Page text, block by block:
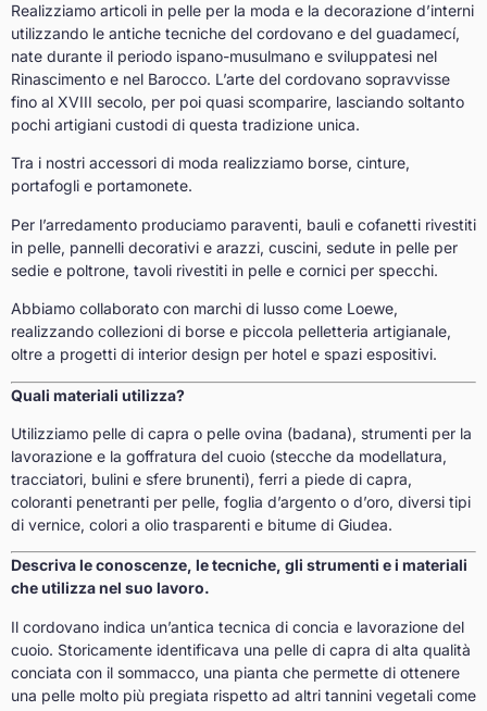
Realizziamo articoli in pelle per la moda e la decorazione d’interni
utilizzando le antiche tecniche del cordovano e del guadamecí,
nate durante il periodo ispano-musulmano e sviluppatesi nel
Rinascimento e nel Barocco. L’arte del cordovano sopravvisse
fino al XVIII secolo, per poi quasi scomparire, lasciando soltanto
pochi artigiani custodi di questa tradizione unica.
Tra i nostri accessori di moda realizziamo borse, cinture,
portafogli e portamonete.
Per l’arredamento produciamo paraventi, bauli e cofanetti rivestiti
in pelle, pannelli decorativi e arazzi, cuscini, sedute in pelle per
sedie e poltrone, tavoli rivestiti in pelle e cornici per specchi.
Abbiamo collaborato con marchi di lusso come Loewe,
realizzando collezioni di borse e piccola pelletteria artigianale,
oltre a progetti di interior design per hotel e spazi espositivi.
Quali materiali utilizza?
Utilizziamo pelle di capra o pelle ovina (badana), strumenti per la
lavorazione e la goffratura del cuoio (stecche da modellatura,
tracciatori, bulini e sfere brunenti), ferri a piede di capra,
coloranti penetranti per pelle, foglia d’argento o d’oro, diversi tipi
di vernice, colori a olio trasparenti e bitume di Giudea.
Descriva le conoscenze, le tecniche, gli strumenti e i materiali
che utilizza nel suo lavoro.
Il cordovano indica un’antica tecnica di concia e lavorazione del
cuoio. Storicamente identificava una pelle di capra di alta qualità
conciata con il sommacco, una pianta che permette di ottenere
una pelle molto più pregiata rispetto ad altri tannini vegetali come